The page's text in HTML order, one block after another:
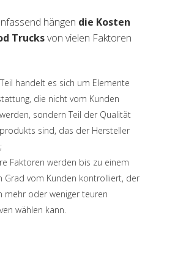
hängen die Kosten
Trucksvon vielen Faktoren
handelt es sich um Elemente
die nicht vom Kunden
sondern Teil der Qualität
sind, das der Hersteller
Faktoren werden bis zu einem
Grad vom Kunden kontrolliert, der
mehr oder weniger teuren
wählen kann.